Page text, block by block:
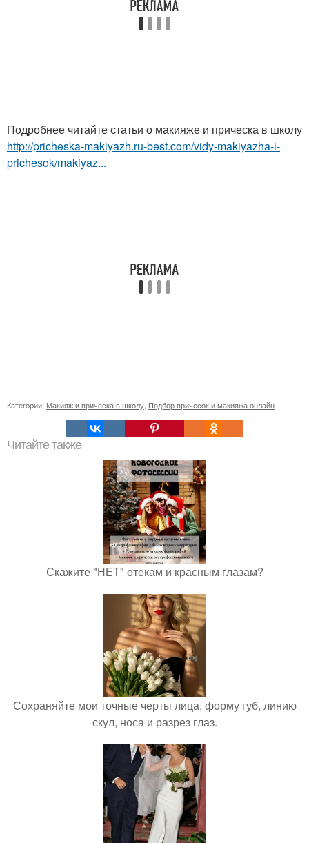
Подробнее читайте статьи о макияже и прическа в школу
http://pricheska-makiyazh.ru-best.com/vidy-makiyazha-i-
prichesok/makiyaz...
Категории: Макияж и прическа в школу, Подбор причесок и макияжа онлайн
Читайте также
Скажите "НЕТ" отекам и красным глазам?
Сохраняйте мои точные черты лица, форму губ, линию
скул, носа и разрез глаз.